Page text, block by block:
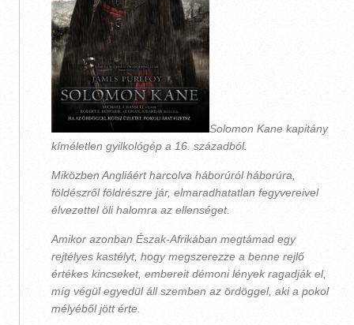
Solomon Kane kapitány
kíméletlen gyilkológép a 16. századból.
Miközben Angliáért harcolva háborúról háborúra,
földészről földrészre jár, elmaradhatatlan fegyvereivel
élvezettel öli halomra az ellenséget.
Amikor azonban Észak-Afrikában megtámad egy
rejtélyes kastélyt, hogy megszerezze a benne rejlő
értékes kincseket, embereit démoni lények ragadják el,
míg végül egyedül áll szemben az ördöggel, aki a pokol
mélyéből jött érte.